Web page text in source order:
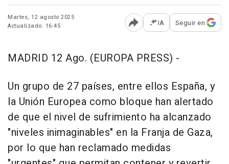
Martes, 12 agosto 2025
Actualizado: 16:45
Abrir opciones para
IA Seguir en
MADRID 12 Ago. (EUROPA PRESS) -
Un grupo de 27 países, entre ellos España, y
la Unión Europea como bloque han alertado
de que el nivel de sufrimiento ha alcanzado
"niveles inimaginables" en la Franja de Gaza,
por lo que han reclamado medidas